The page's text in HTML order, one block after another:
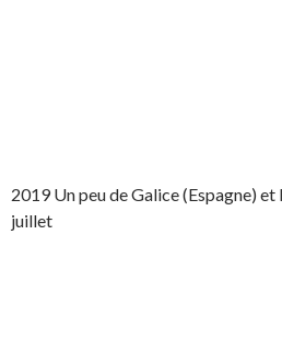
2019 Un peu de Galice (Espagne)
juillet